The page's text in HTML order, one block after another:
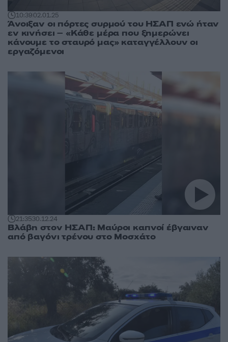
10:3902.01.25
Άνοιξαν οι πόρτες συρμού του ΗΣΑΠ ενώ ήταν
εν κινήσει – «Κάθε μέρα που ξημερώνει
κάνουμε το σταυρό μας» καταγγέλλουν οι
εργαζόμενοι
21:3530.12.24
Βλάβη στον ΗΣΑΠ: Μαύροι καπνοί έβγαιναν
από βαγόνι τρένου στο Μοσχάτο